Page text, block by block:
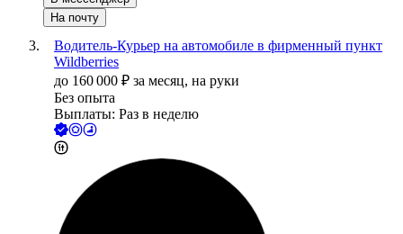
На почту
Водитель-Курьер на автомобиле в фирменный пункт
Wildberries
до 160 000 ₽ за месяц, на руки
Без опыта
Выплаты: Раз в неделю